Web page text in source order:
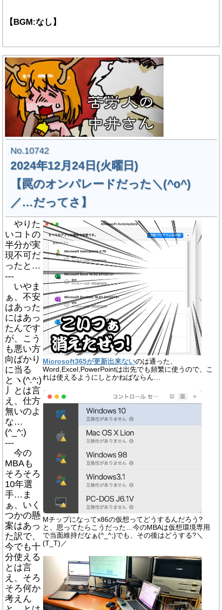
【BGM:なし】
No.10742
2024年12月24日(火曜日)
【罠のオンパレードだった＼(^o^)
／…だってさ】
Microsoft365が更新出来ないのは通った、
Word,Excel,PowerPointは出先でも頻繁に使うので、こ
れは使えるようにしとかねばならん…
Mチップになってx86の仮想ってどうするんだろう?
と、思ってたらこうだった…今のMBAは仮想環境専用
で当面維持だなぁ(^_^;)でも、その後はどうする?＼
(T_T)／
やりた
いコトの
半分が実
現不可だ
ったと…
---
いやま
ぁ、不安
はあった
にはあっ
たんです
が、こう
も悪い方
向ばかり
に当る
とヽ(^.^;)
丿とは言
え、仕方
無いのよ
な…
(^_^;)
---
今の
MBAも
そろそろ
10年選
手…ま
ぁ、いく
つかの懸
案はあっ
た訳で、
今でも十
分使える
とは言
え、そろ
そろ何か
考えん